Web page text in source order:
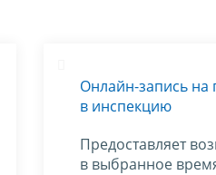
Онлайн-запись на
в инспекцию
Предоставляет
в выбранное